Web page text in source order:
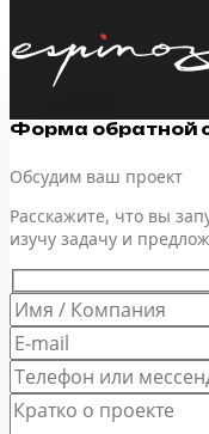
Форма обратной
Обсудим ваш проект
Расскажите, что вы
изучу задачу и